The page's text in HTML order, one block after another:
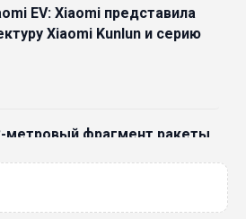
EV: Xiaomi представила
Xiaomi Kunlun и серию
метровый фрагмент ракеты